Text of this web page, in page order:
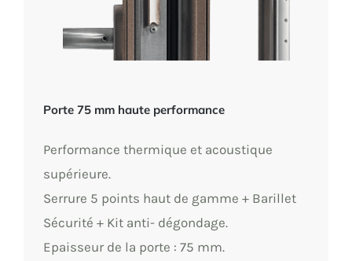
Porte 75 mm haute performance
Performance thermique et acoustique
supérieure.
Serrure 5 points haut de gamme + Barillet
Sécurité + Kit anti- dégondage.
Epaisseur de la porte : 75 mm.